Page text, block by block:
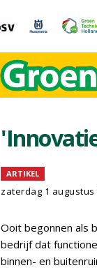
ARTIKEL
zaterdag 1 augustus
Ooit begonnen als
bedrijf dat
binnen- en